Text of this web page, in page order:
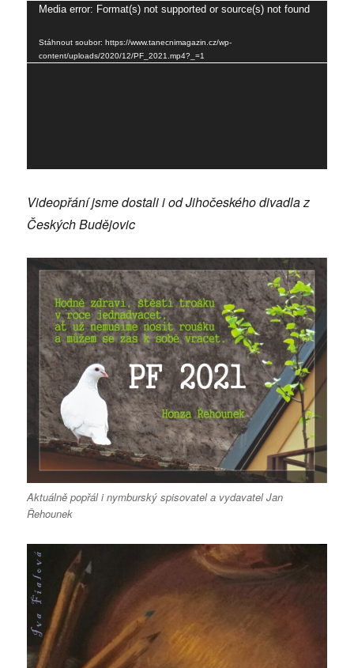
Video
Media error: Format(s) not supported or source(s) not found
Stáhnout soubor: https://www.tanecnimagazin.cz/wp-
content/uploads/2020/12/PF_2021.mp4?_=1
Videopřání jsme dostali i od Jihočeského divadla z
Českých Budějovic
Aktuálně popřál i nymburský spisovatel a vydavatel Jan
Řehounek